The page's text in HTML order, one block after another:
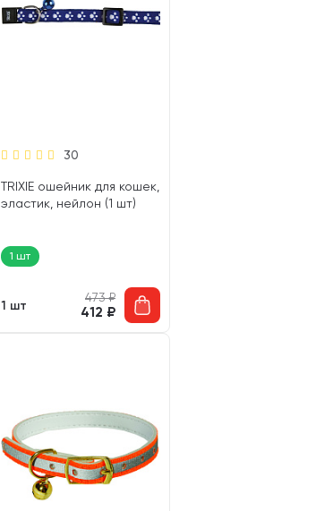
30
TRIXIE ошейник для кошек,
эластик, нейлон (1 шт)
1 шт
1 шт
473₽
412 ₽